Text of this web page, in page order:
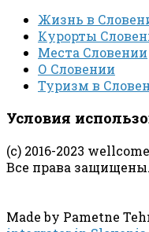
Жизнь в
Курорты
Места Словении
О Словении
Туризм в
Условия
(с) 2016-2023
Все права защищены.
Made by Pametne